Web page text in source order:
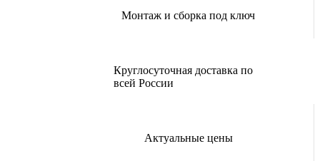
Монтаж и сборка под ключ
Круглосуточная доставка по
всей России
Актуальные цены